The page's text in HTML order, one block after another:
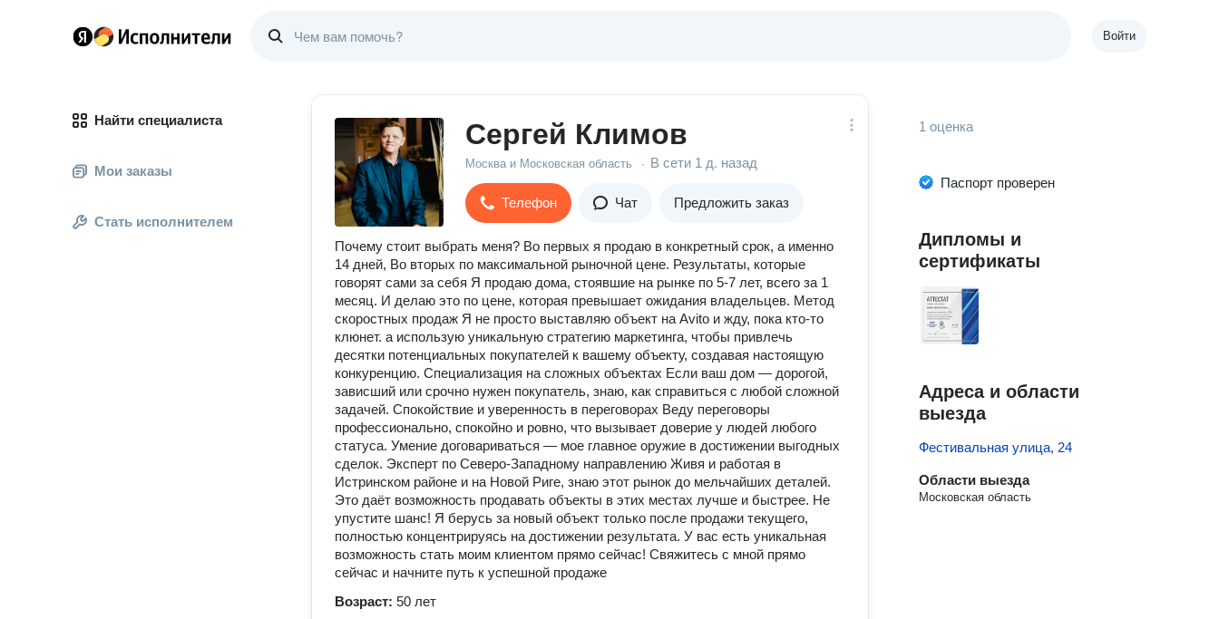
Войти
Найти специалиста
Мои заказы
Стать исполнителем
Сергей Климов
Москва и Московская область · В сети 1 д. назад
Телефон Чат Предложить заказ
Почему стоит выбрать меня? Во первых я продаю в конкретный срок, а именно
14 дней, Во вторых по максимальной рыночной цене. Результаты, которые
говорят сами за себя Я продаю дома, стоявшие на рынке по 5-7 лет, всего за 1
месяц. И делаю это по цене, которая превышает ожидания владельцев. Метод
скоростных продаж Я не просто выставляю объект на Avito и жду, пока кто-то
клюнет. а использую уникальную стратегию маркетинга, чтобы привлечь
десятки потенциальных покупателей к вашему объекту, создавая настоящую
конкуренцию. Специализация на сложных объектах Если ваш дом — дорогой,
зависший или срочно нужен покупатель, знаю, как справиться с любой сложной
задачей. Спокойствие и уверенность в переговорах Веду переговоры
профессионально, спокойно и ровно, что вызывает доверие у людей любого
статуса. Умение договариваться — мое главное оружие в достижении выгодных
сделок. Эксперт по Северо-Западному направлению Живя и работая в
Истринском районе и на Новой Риге, знаю этот рынок до мельчайших деталей.
Это даёт возможность продавать объекты в этих местах лучше и быстрее. Не
упустите шанс! Я берусь за новый объект только после продажи текущего,
полностью концентрируясь на достижении результата. У вас есть уникальная
возможность стать моим клиентом прямо сейчас! Свяжитесь с мной прямо
сейчас и начните путь к успешной продаже
Возраст: 50 лет
1 оценка
Паспорт проверен
Дипломы и
сертификаты
Адреса и области
выезда
Фестивальная улица, 24
Области выезда
Московская область